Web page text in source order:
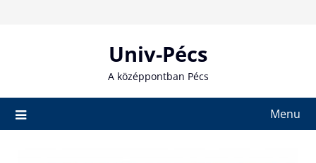
Univ-Pécs
A középpontban Pécs
Menu